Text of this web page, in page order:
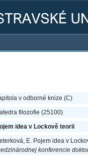
v odborné knize (C)
filozofie (25100)
idea v Lockově teorii
E. Pojem idea v
konferencie